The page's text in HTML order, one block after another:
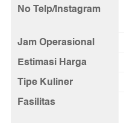
No Telp/Instagram
Jam Operasional
Estimasi Harga
Tipe Kuliner
Fasilitas